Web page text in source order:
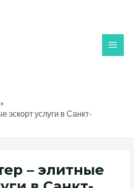
эскорт услуги в Санкт-
– элитные